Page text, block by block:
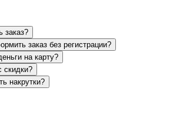
заказ?
заказ без регистрации?
на карту?
скидки?
накрутки?